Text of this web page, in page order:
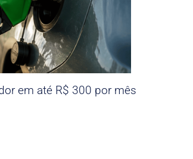
em até R$ 300 por mês